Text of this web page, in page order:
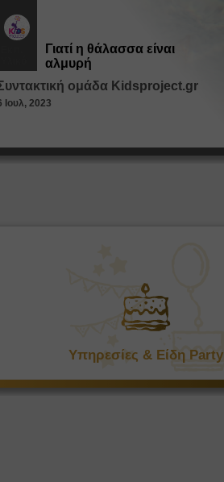
Γιατί η θάλασσα είναι
αλμυρή
ομάδα Kidsproject.gr
Ιουλ, 2023
Υπηρεσίες & Είδη Party